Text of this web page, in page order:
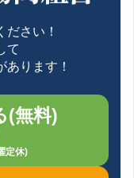
ださい！
て
ります！
(無料)
定休)